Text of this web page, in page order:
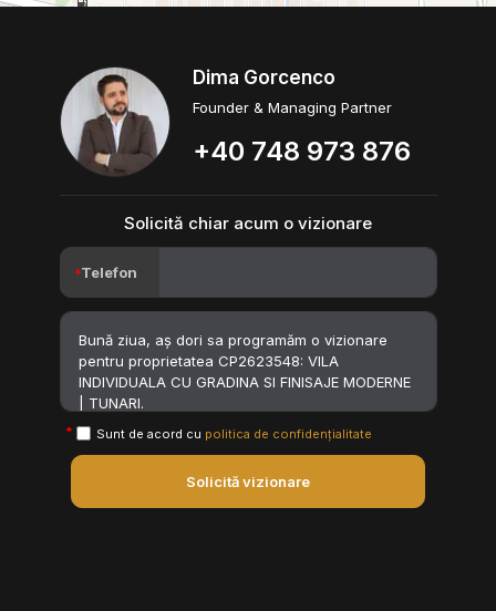
Dima Gorcenco
Founder & Managing Partner
+40 748 973 876
Solicită chiar acum o vizionare
Telefon
Sunt de acord cu politica de confidențialitate
Solicită vizionare